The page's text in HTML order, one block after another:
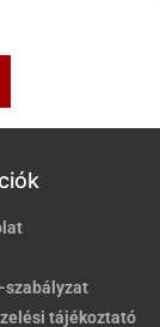
szabályzat
tájékoztató